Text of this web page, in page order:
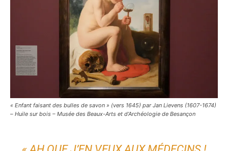
« Enfant faisant des bulles de savon » (vers 1645) par Jan Lievens (1607-1674)
– Huile sur bois – Musée des Beaux-Arts et d’Archéologie de Besançon